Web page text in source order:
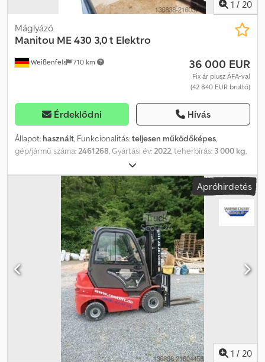
működőképes, általános használati nyomok
1 / 20
Weißenfels 710 km
Máglyázó
Manitou ME 430 3,0 t Elektro
36 000 EUR
Fix ár plusz ÁFA-val
(42 840 EUR bruttó)
Érdeklődni Hívás
Állapot: használt, Funkcionalitás:teljesen működőképes,
gép/jármű száma:2461268, Gyártási év:2022, teherbírás: 3 000 kg,
, szabad emelés:
súlypontja:500 mm, üzemanyagtípus:elektromos, oszlop típusa:
, teljesítmény:18,5 kW (25,15 LE), akkumulátor kapacitása:
, akkumulátor feszültség:80 V, villakeret szélessége:
, villa hossza:1 150 mm, villa szélesség:122 mm, villa vastagsága:
, belső fordulókör-átmérő:730 mm, fordulókör sugara
2 400 mm, első gumi méret:23x9-10, hátsó gumiabroncs
18 x 7-8, össztömeg:5 250 kg, teljes magasság:
teljes hossz:
3 645 mm, teljes szélesség: 1 275 mm, szín:
Műszaki adatok Codpfx Aioyxlphedeha Gyártási év 2022 Motor
Elektromos 18,5 kW max. teherbírás 3 000 kg Teher súlypontja 500
mm Szabad emelés 145 mm Emelési magasság 4,80 m Tömeg 5
400 kg Gumik Superelasztikus gumiabroncsok
Emelkedőképesség 13% Menetsebesség 19 km/h Villahossz (H x
Sz) 1,15 m x 0,13 m Teljes méret (H x Sz x M) 3,56 m x 1,26 m x 2,17 m
teljesen működőképes, általános használati nyomokkal
Apróhirdetés
1 / 20